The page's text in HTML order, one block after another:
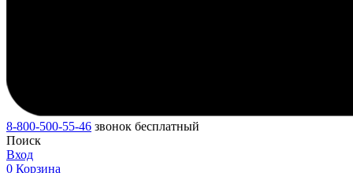
8-800-500-55-46 звонок бесплатный
Поиск
Вход
0 Корзина